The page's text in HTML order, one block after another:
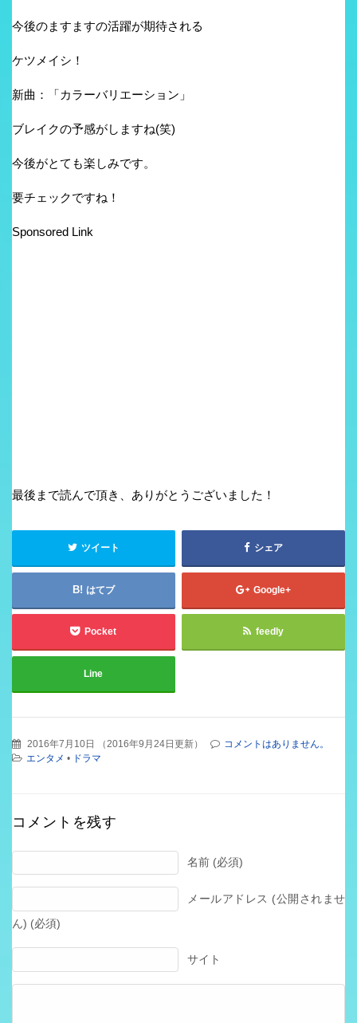
今後のますますの活躍が期待される
ケツメイシ！
新曲：「カラーバリエーション」
ブレイクの予感がしますね(笑)
今後がとても楽しみです。
要チェックですね！
Sponsored Link
最後まで読んで頂き、ありがとうございました！
ツイート シェア
はてブ Google+
Pocket feedly
Line
2016年7月10日 （2016年9月24日更新）
コメントはありません。
エンタメ • ドラマ
コメントを残す
名前 (必須)
メールアドレス (公開されませ
ん) (必須)
サイト